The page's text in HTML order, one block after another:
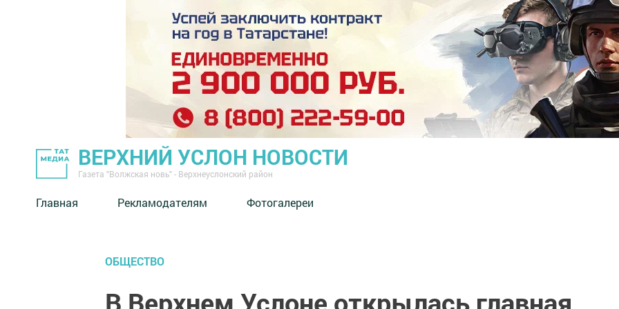
ВЕРХНИЙ УСЛОН НОВОСТИ
Газета "Волжская новь" - Верхнеуслонский район
Главная Рекламодателям Фотогалереи
ОБЩЕСТВО
В Верхнем Услоне открылась главная